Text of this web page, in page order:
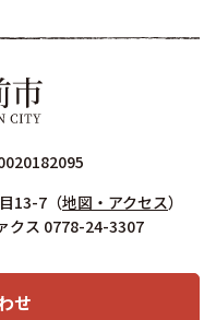
13-7 （地図・アクセス）
ス 0778-24-3307
せ